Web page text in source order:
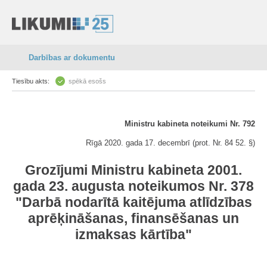
Darbības ar dokumentu
Tiesību akts: spēkā esošs
Ministru kabineta noteikumi Nr. 792
Rīgā 2020. gada 17. decembrī (prot. Nr. 84 52. §)
Grozījumi Ministru kabineta 2001.
gada 23. augusta noteikumos Nr. 378
"Darbā nodarītā kaitējuma atlīdzības
aprēķināšanas, finansēšanas un
izmaksas kārtība"